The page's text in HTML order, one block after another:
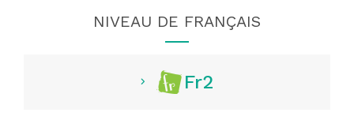
NIVEAU DE FRANÇAIS
Fr2